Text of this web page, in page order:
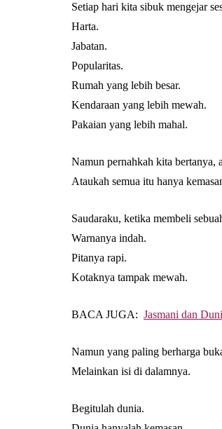
Setiap hari kita sibuk mengejar
Harta.
Jabatan.
Popularitas.
Rumah yang lebih besar.
Kendaraan yang lebih mewah.
Pakaian yang lebih mahal.
Namun pernahkah kita bertanya,
Ataukah semua itu hanya
Saudaraku, ketika membeli
Warnanya indah.
Pitanya rapi.
Kotaknya tampak mewah.
BACA JUGA: Jasmani dan
Namun yang paling berharga
Melainkan isi di dalamnya.
Begitulah dunia.